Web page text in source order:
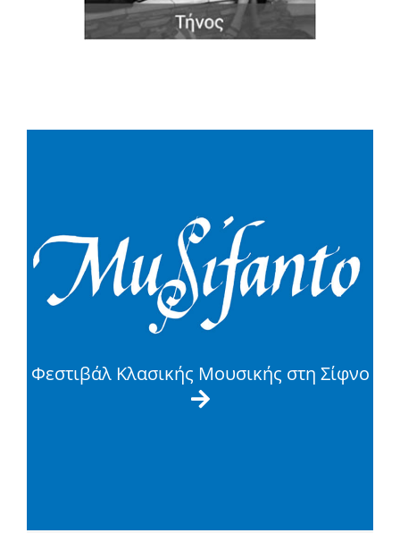
Φεστιβάλ Κλασικής Μουσικής στη Σίφνο
